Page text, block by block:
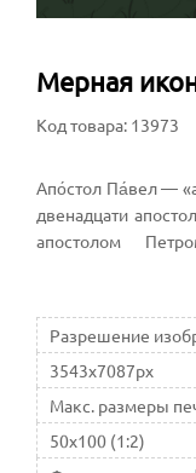
Мерная
Код товара: 13973
Апо́стол Па́вел —
двенадцати
апостолом
Разрешение
3543x7087px
Макс. размеры
50x100 (1:2)